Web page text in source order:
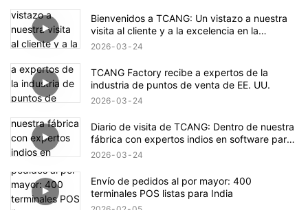
Bienvenidos a TCANG: Un vistazo a nuestra
visita al cliente y a la excelencia en la
producción.
2026 03 24
TCANG Factory recibe a expertos de la
industria de puntos de venta de EE. UU.
2026 03 24
Diario de visita de TCANG: Dentro de nuestra
fábrica con expertos indios en software para
la integración de sistemas POS.
2026 03 24
Envío de pedidos al por mayor: 400
terminales POS listas para India